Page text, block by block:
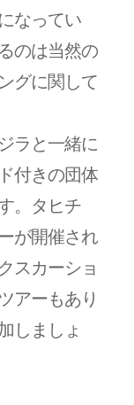
なってい
のは当然の
グに関して
ラと一緒に
付きの団体
。タヒチ
が開催され
スカーショ
アーもあり
しましょ